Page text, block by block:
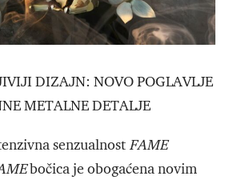
DIZAJN: NOVO POGLAVLJE
METALNE DETALJE
senzualnostFAME
bočica je obogaćena novim